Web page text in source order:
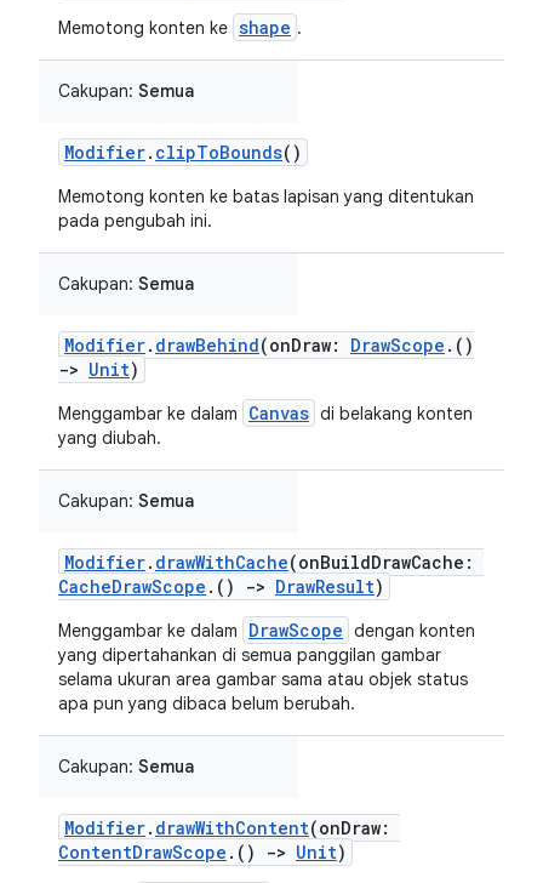
Memotong konten ke shape .
Cakupan: Semua
Modifier. clipToBounds()
Memotong konten ke batas lapisan yang ditentukan
pada pengubah ini.
Cakupan: Semua
Modifier. drawBehind(onDraw: DrawScope .()
-> Unit)
Menggambar ke dalam Canvas di belakang konten
yang diubah.
Cakupan: Semua
Modifier. drawWithCache(onBuildDrawCache:
CacheDrawScope .() -> DrawResult)
Menggambar ke dalam DrawScope dengan konten
yang dipertahankan di semua panggilan gambar
selama ukuran area gambar sama atau objek status
apa pun yang dibaca belum berubah.
Cakupan: Semua
Modifier. drawWithContent(onDraw:
ContentDrawScope .() -> Unit)